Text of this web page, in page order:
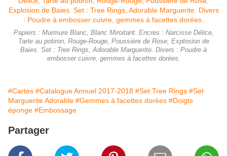
Papiers : Murmure Blanc, Blanc Miroitant. Encres : Narcisse Délice,
Tarte au potiron, Rouge-Rouge, Poussière de Rose, Explosion de
Baies. Set : Tree Rings, Adorable Marguerite. Divers : Poudre à
embosser cuivre, gemmes à facettes dorées.
#Cartes #Catalogue Annuel 2017-2018 #Set Tree Rings #Set
Marguerite Adorable #Gemmes à facettes dorées #Doigts
éponge #Embossage
Partager